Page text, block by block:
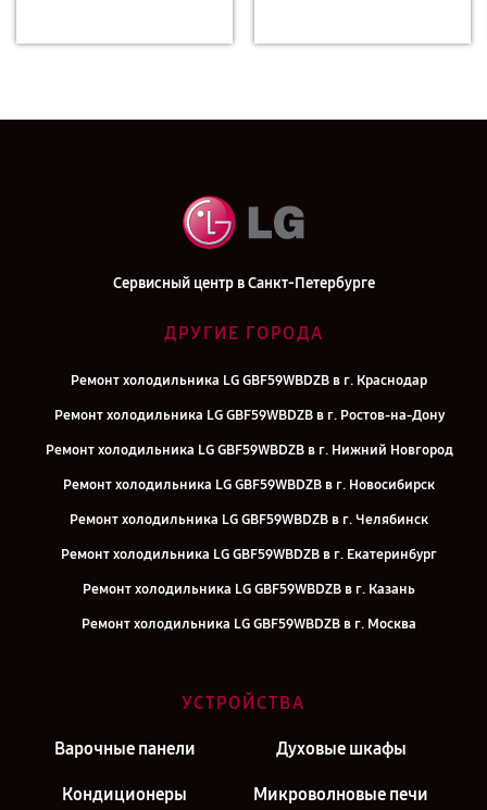
Сервисный центр в Санкт-Петербурге
ДРУГИЕ ГОРОДА
Ремонт холодильника LG GBF59WBDZB в г. Краснодар
Ремонт холодильника LG GBF59WBDZB в г. Ростов-на-Дону
Ремонт холодильника LG GBF59WBDZB в г. Нижний Новгород
Ремонт холодильника LG GBF59WBDZB в г. Новосибирск
Ремонт холодильника LG GBF59WBDZB в г. Челябинск
Ремонт холодильника LG GBF59WBDZB в г. Екатеринбург
Ремонт холодильника LG GBF59WBDZB в г. Казань
Ремонт холодильника LG GBF59WBDZB в г. Москва
УСТРОЙСТВА
Варочные панели Духовые шкафы
Кондиционеры Микроволновые печи